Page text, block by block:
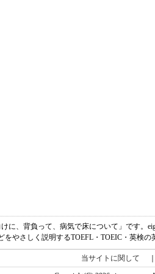
けに、背負って、病気で床について」です。
をやさしく説明するTOEFL・TOEIC・英検
当サイトに関して